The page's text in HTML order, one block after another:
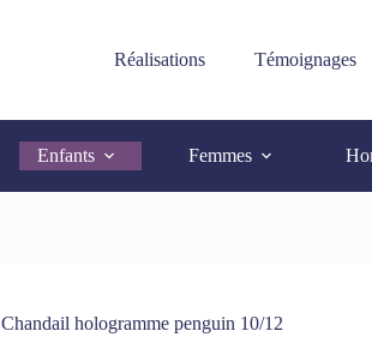
Réalisations Témoignages
Enfants Femmes
Chandail hologramme penguin 10/12